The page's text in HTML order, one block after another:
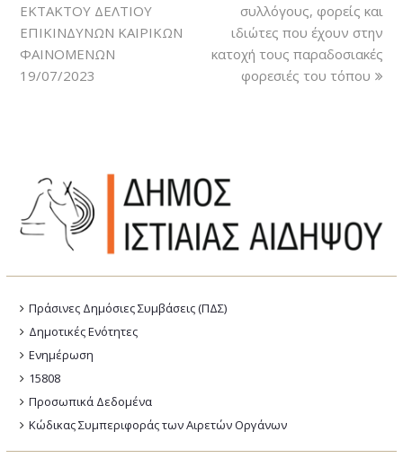
ΕΚΤΑΚΤΟΥ ΔΕΛΤΙΟΥ
ΕΠΙΚΙΝΔΥΝΩΝ ΚΑΙΡΙΚΩΝ
ΦΑΙΝΟΜΕΝΩΝ
19/07/2023
συλλόγους, φορείς και
ιδιώτες που έχουν στην
κατοχή τους παραδοσιακές
φορεσιές του τόπου
Πράσινες Δημόσιες Συμβάσεις (ΠΔΣ)
Δημοτικές Ενότητες
Ενημέρωση
15808
Προσωπικά Δεδομένα
Κώδικας Συμπεριφοράς των Αιρετών Οργάνων